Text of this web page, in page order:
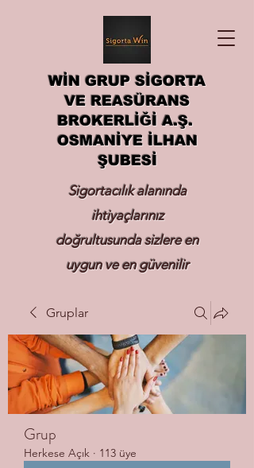
WİN GRUP SİGORTA
VE REASÜRANS
BROKERLİĞİ A.Ş.
OSMANİYE İLHAN
ŞUBESİ
Sigortacılık alanında
ihtiyaçlarınız
doğrultusunda sizlere en
uygun ve en güvenilir
Gruplar
Grup
Herkese Açık · 113 üye